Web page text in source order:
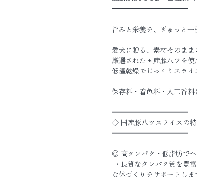
━━━━━━━━━━━
旨みと栄養を、ぎゅっと一
愛犬に贈る、素材そのまま
厳選された国産豚八ツを使
低温乾燥でじっくりスライ
保存料・着色料・人工香料
━━━━━━━━━━━
◇ 国産豚八ツスライスの
━━━━━━━━━━━
◎ 高タンパク・低脂肪でヘ
→ 良質なタンパク質を豊
な体づくりをサポートしま